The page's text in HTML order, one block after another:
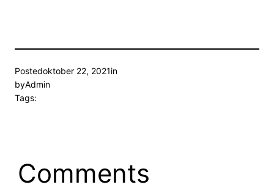
Postedoktober 22, 2021in
byAdmin
Tags:
Comments